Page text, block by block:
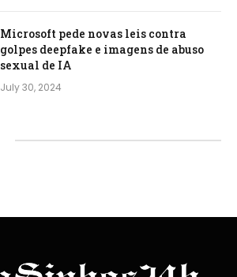
Microsoft pede novas leis contra
golpes deepfake e imagens de abuso
sexual de IA
July 30, 2024